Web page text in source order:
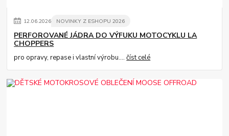
12.06.2026 NOVINKY Z ESHOPU 2026
PERFOROVANÉ JÁDRA DO VÝFUKU MOTOCYKLU LA
CHOPPERS
pro opravy, repase i vlastní výrobu....číst celé